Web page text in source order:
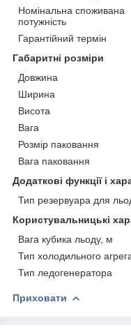
Номінальна споживана
потужність
Гарантійний термін
Габаритні розміри
Довжина
Ширина
Висота
Вага
Розмір паковання
Вага паковання
Додаткові функції і
Тип резервуара для
Користувальницькі
Вага кубика льоду, м
Тип холодильного
Тип ледогенератора
Приховати